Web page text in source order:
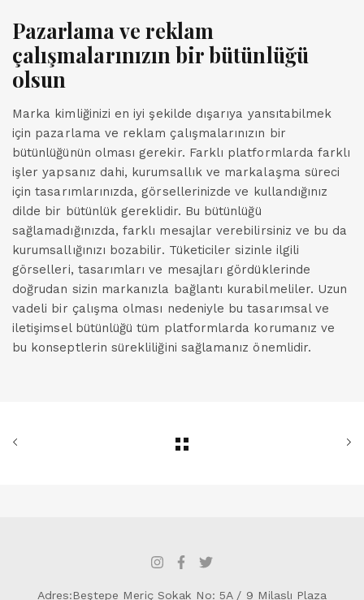
Pazarlama ve reklam
çalışmalarınızın bir bütünlüğü
olsun
Marka kimliğinizi en iyi şekilde dışarıya yansıtabilmek
için pazarlama ve reklam çalışmalarınızın bir
bütünlüğünün olması gerekir. Farklı platformlarda farklı
işler yapsanız dahi, kurumsallık ve markalaşma süreci
için tasarımlarınızda, görsellerinizde ve kullandığınız
dilde bir bütünlük gereklidir. Bu bütünlüğü
sağlamadığınızda, farklı mesajlar verebilirsiniz ve bu da
kurumsallığınızı bozabilir. Tüketiciler sizinle ilgili
görselleri, tasarımları ve mesajları gördüklerinde
doğrudan sizin markanızla bağlantı kurabilmeliler. Uzun
vadeli bir çalışma olması nedeniyle bu tasarımsal ve
iletişimsel bütünlüğü tüm platformlarda korumanız ve
bu konseptlerin sürekliliğini sağlamanız önemlidir.
Adres:Beştepe Meriç Sokak No: 5A / 9 Milaslı Plaza